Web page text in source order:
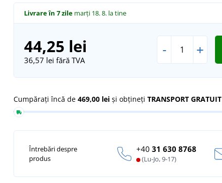
Livrare în 7 zile marți 18. 8. la tine
44,25 lei
36,57 lei fără TVA
- +
Cumpărați încă de 469,00 lei și obțineți TRANSPORT GRATUIT
Întrebări despre
produs
+40 31 630 8768
(Lu-Jo, 9-17)